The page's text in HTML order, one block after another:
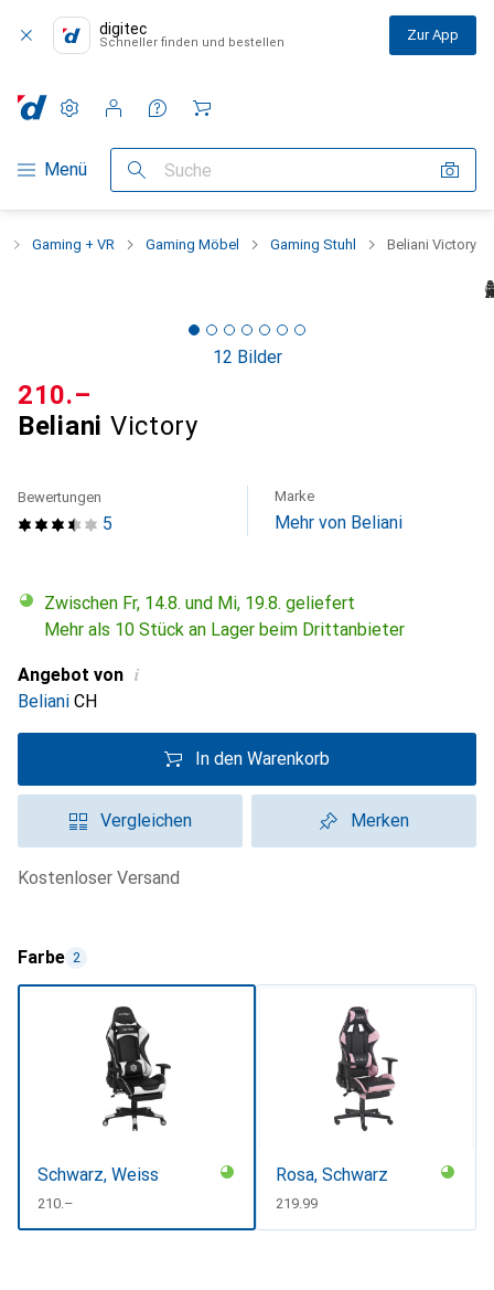
digitec
Schneller finden und bestellen Zur App
Navigation nach Kategorien
Menü Suche
Einstellungen
Kundenkonto
Vergleichslisten
Merklisten
Warenkorb
Gaming + VR Gaming Möbel Gaming Stuhl Beliani Victory
12 Bilder
Beliani Victory
CHF
210.–
5
Bewertungen Marke
Mehr von Beliani
Zwischen Fr, 14.8. und Mi, 19.8. geliefert
Mehr als 10 Stück an Lager beim Drittanbieter
Angebot von i
Beliani CH
In den Warenkorb
Vergleichen Merken
kostenloser Versand
Farbe 2
Schwarz, Weiss
CHF
210.–
Rosa, Schwarz
CHF
219.99